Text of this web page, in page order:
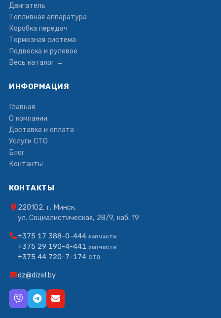
Двигатель
Топливная аппаратура
Коробка передач
Тормозная система
Подвеска и рулевое
Весь каталог →
ИНФОРМАЦИЯ
Главная
О компании
Доставка и оплата
Услуги СТО
Блог
Контакты
КОНТАКТЫ
220102, г. Минск,
ул. Социалистическая, 28/9, каб. 19
+375 17 388-0-444 запчасти
+375 29 190-4-441 запчасти
+375 44 720-7-174 СТО
dz@dizel.by